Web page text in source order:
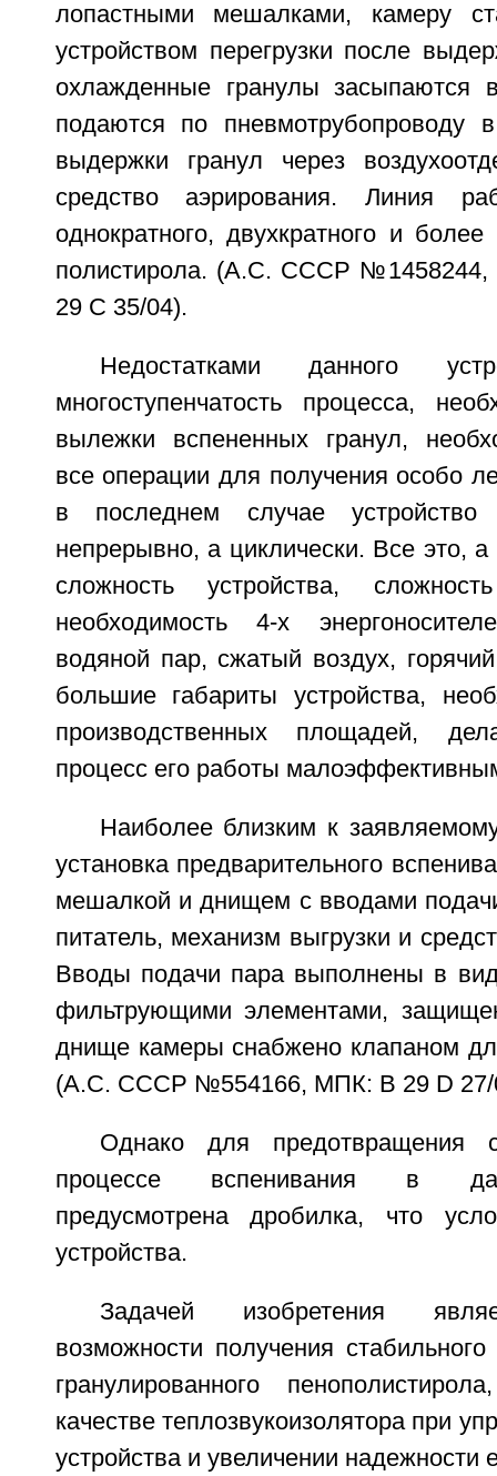
лопастными мешалками, камеру
устройством перегрузки после
охлажденные гранулы засыпаются
подаются по пневмотрубопроводу
выдержки гранул через
средство аэрирования. Линия
однократного, двухкратного и
полистирола. (А.С. СССР
29 С 35/04).
Недостатками данного
многоступенчатость процесса,
вылежки вспененных гранул,
все операции для получения особо
в последнем случае
непрерывно, а циклически. Все это,
сложность устройства,
необходимость 4-х
водяной пар, сжатый воздух,
большие габариты устройства,
производственных площадей,
процесс его работы
Наиболее близким к
установка предварительного
мешалкой и днищем с вводами
питатель, механизм выгрузки и
Вводы подачи пара выполнены в
фильтрующими элементами,
днище камеры снабжено клапаном
(А.С. СССР №554166, МПК: B 29 D 27/
Однако для предотвращения
процессе вспенивания в
предусмотрена дробилка, что
устройства.
Задачей изобретения
возможности получения
гранулированного
качестве теплозвукоизолятора при
устройства и увеличении надежности